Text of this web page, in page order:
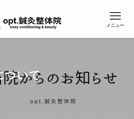
メニュー
ついて